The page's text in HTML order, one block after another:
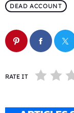
DEAD ACCOUNT
RATE IT